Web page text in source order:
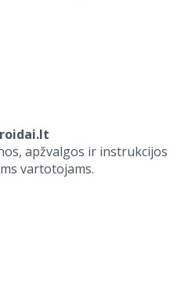
apžvalgos ir instrukcijos
vartotojams.